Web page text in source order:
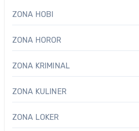
ZONA HOBI
ZONA HOROR
ZONA KRIMINAL
ZONA KULINER
ZONA LOKER